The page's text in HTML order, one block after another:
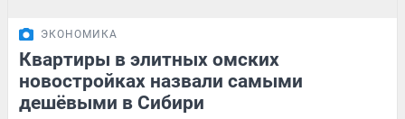
ЭКОНОМИКА
Квартиры в элитных омских
новостройках назвали самыми
дешёвыми в Сибири